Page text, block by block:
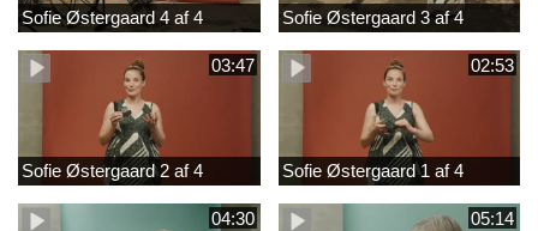
Sofie Østergaard 4 af 4 Sofie Østergaard 3 af 4
03:47
Sofie Østergaard 2 af 4
02:53
Sofie Østergaard 1 af 4
04:30 05:14